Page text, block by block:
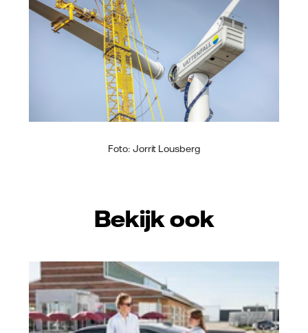
Foto: Jorrit Lousberg
Bekijk ook
Vattenfall/Jeanette Hägglund